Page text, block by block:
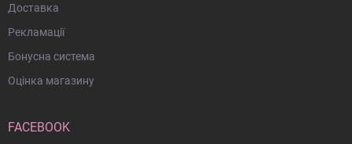
Доставка
Рекламації
Бонусна система
Оцінка магазину
FACEBOOK